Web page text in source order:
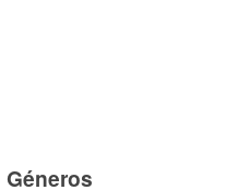
Géneros